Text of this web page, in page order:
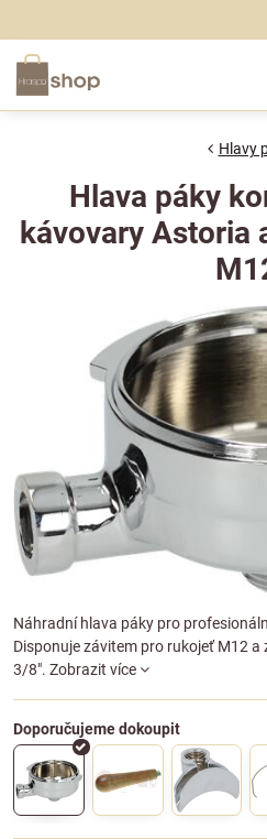
Hlavy
Hlava páky
kávovary Astoria
Náhradní hlava páky pro
Disponuje závitem pro rukojeť M12
3/8". Zobrazit více